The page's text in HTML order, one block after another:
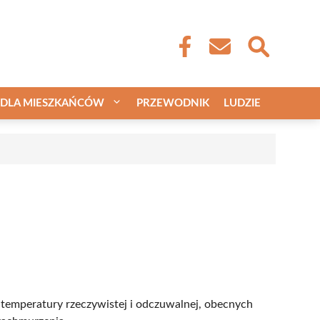
DLA MIESZKAŃCÓW PRZEWODNIK LUDZIE
rzeczywistej i odczuwalnej, obecnych